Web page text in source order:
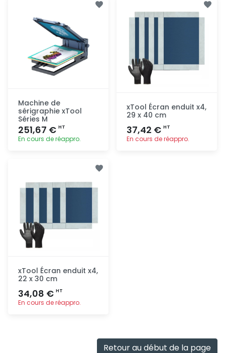
Machine de
sérigraphie xTool
Séries M
251,67 € HT
En cours de réappro.
xTool Écran enduit x4,
29 x 40 cm
37,42 € HT
En cours de réappro.
xTool Écran enduit x4,
22 x 30 cm
34,08 € HT
En cours de réappro.
Retour au début de la page